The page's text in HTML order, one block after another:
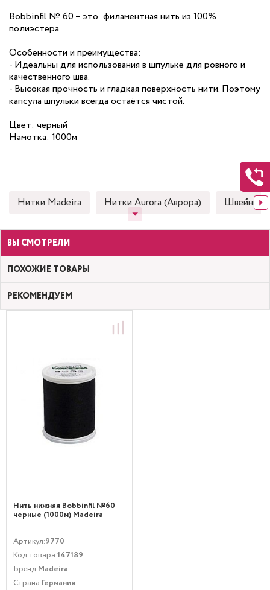
Bobbinfil № 60 – это филаментная нить из 100%
полиэстера.
Особенности и преимущества:
- Идеальны для использования в шпульке для ровного и
качественного шва.
- Высокая прочность и гладкая поверхность нити. Поэтому
капсула шпульки всегда остаётся чистой.
Цвет: черный
Намотка: 1000м
Нитки Madeira Нитки Aurora (Аврора) Швейные
ВЫ СМОТРЕЛИ
ПОХОЖИЕ ТОВАРЫ
РЕКОМЕНДУЕМ
Нить нижняя Bobbinfil №60
черные (1000м) Madeira
Артикул:9770
Код товара:147189
Бренд:Madeira
Страна:Германия